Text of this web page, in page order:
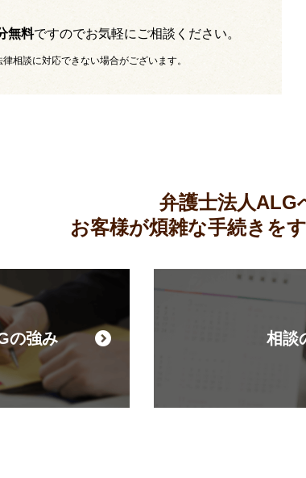
無料ですのでお気軽にご相談ください。
相談に対応できない場合がございます。
弁護士法人ALG
お客様が煩雑な手続きを
の強み 相談